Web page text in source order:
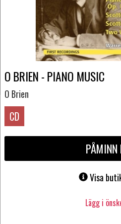
O BRIEN - PIANO MUSIC
O Brien
CD
Visa
Lägg i